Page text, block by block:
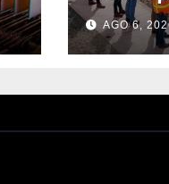
el
lleva 15
AGO 6,